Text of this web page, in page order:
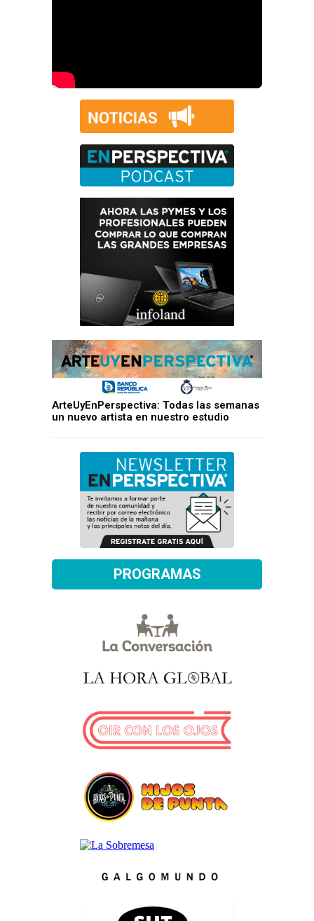
ArteUyEnPerspectiva: Todas las semanas
un nuevo artista en nuestro estudio
PROGRAMAS